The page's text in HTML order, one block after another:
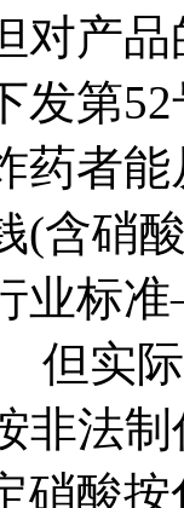
对产
发第
药者
(含硝
业标
实际
法制
硝酸